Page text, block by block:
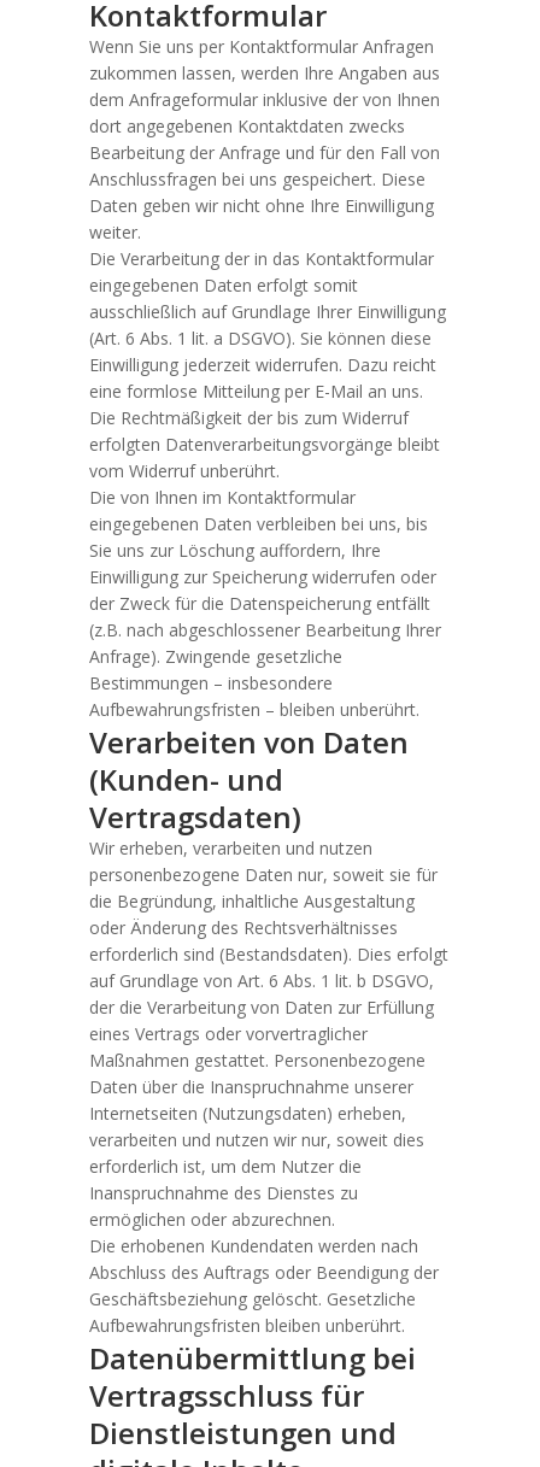
Kontaktformular
Wenn Sie uns per Kontaktformular Anfragen
zukommen lassen, werden Ihre Angaben aus
dem Anfrageformular inklusive der von Ihnen
dort angegebenen Kontaktdaten zwecks
Bearbeitung der Anfrage und für den Fall von
Anschlussfragen bei uns gespeichert. Diese
Daten geben wir nicht ohne Ihre Einwilligung
weiter.
Die Verarbeitung der in das Kontaktformular
eingegebenen Daten erfolgt somit
ausschließlich auf Grundlage Ihrer Einwilligung
(Art. 6 Abs. 1 lit. a DSGVO). Sie können diese
Einwilligung jederzeit widerrufen. Dazu reicht
eine formlose Mitteilung per E-Mail an uns.
Die Rechtmäßigkeit der bis zum Widerruf
erfolgten Datenverarbeitungsvorgänge bleibt
vom Widerruf unberührt.
Die von Ihnen im Kontaktformular
eingegebenen Daten verbleiben bei uns, bis
Sie uns zur Löschung auffordern, Ihre
Einwilligung zur Speicherung widerrufen oder
der Zweck für die Datenspeicherung entfällt
(z.B. nach abgeschlossener Bearbeitung Ihrer
Anfrage). Zwingende gesetzliche
Bestimmungen – insbesondere
Aufbewahrungsfristen – bleiben unberührt.
Verarbeiten von Daten
(Kunden- und
Vertragsdaten)
Wir erheben, verarbeiten und nutzen
personenbezogene Daten nur, soweit sie für
die Begründung, inhaltliche Ausgestaltung
oder Änderung des Rechtsverhältnisses
erforderlich sind (Bestandsdaten). Dies erfolgt
auf Grundlage von Art. 6 Abs. 1 lit. b DSGVO,
der die Verarbeitung von Daten zur Erfüllung
eines Vertrags oder vorvertraglicher
Maßnahmen gestattet. Personenbezogene
Daten über die Inanspruchnahme unserer
Internetseiten (Nutzungsdaten) erheben,
verarbeiten und nutzen wir nur, soweit dies
erforderlich ist, um dem Nutzer die
Inanspruchnahme des Dienstes zu
ermöglichen oder abzurechnen.
Die erhobenen Kundendaten werden nach
Abschluss des Auftrags oder Beendigung der
Geschäftsbeziehung gelöscht. Gesetzliche
Aufbewahrungsfristen bleiben unberührt.
Datenübermittlung bei
Vertragsschluss für
Dienstleistungen und